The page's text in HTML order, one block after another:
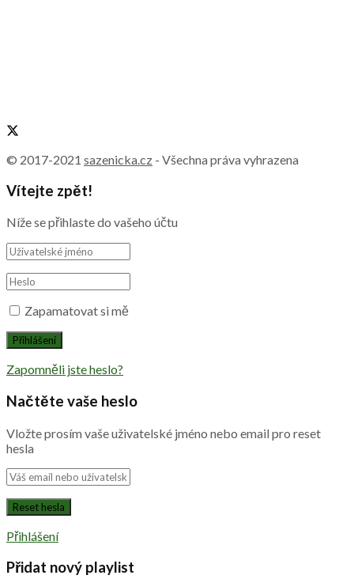
© 2017-2021 sazenicka.cz - Všechna práva vyhrazena
Vítejte zpět!
Níže se přihlaste do vašeho účtu
Zapamatovat si mě
Zapomněli jste heslo?
Načtěte vaše heslo
Vložte prosím vaše uživatelské jméno nebo email pro reset
hesla
Přihlášení
Přidat nový playlist